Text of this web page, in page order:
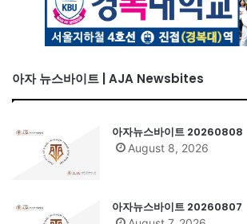
아자 뉴스바이트 | AJA Newsbites
아자뉴스바이트 20260808
August 8, 2026
아자뉴스바이트 20260807